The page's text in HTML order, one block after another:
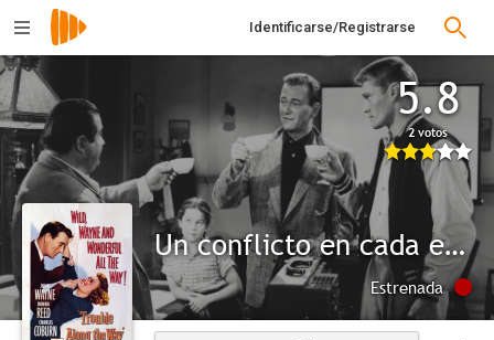
Identificarse/Registrarse
5.8
2 votos
Un conflicto en cada esquina
Estrenada